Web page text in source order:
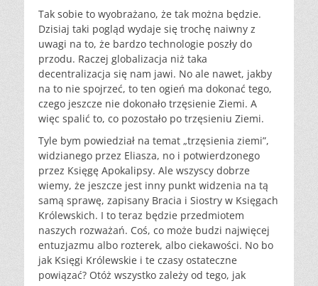
Tak sobie to wyobrażano, że tak można będzie.
Dzisiaj taki pogląd wydaje się trochę naiwny z
uwagi na to, że bardzo technologie poszły do
przodu. Raczej globalizacja niż taka
decentralizacja się nam jawi. No ale nawet, jakby
na to nie spojrzeć, to ten ogień ma dokonać tego,
czego jeszcze nie dokonało trzęsienie Ziemi. A
więc spalić to, co pozostało po trzęsieniu Ziemi.
Tyle bym powiedział na temat „trzęsienia ziemi”,
widzianego przez Eliasza, no i potwierdzonego
przez Księgę Apokalipsy. Ale wszyscy dobrze
wiemy, że jeszcze jest inny punkt widzenia na tą
samą sprawę, zapisany Bracia i Siostry w Księgach
Królewskich. I to teraz będzie przedmiotem
naszych rozważań. Coś, co może budzi najwięcej
entuzjazmu albo rozterek, albo ciekawości. No bo
jak Księgi Królewskie i te czasy ostateczne
powiązać? Otóż wszystko zależy od tego, jak